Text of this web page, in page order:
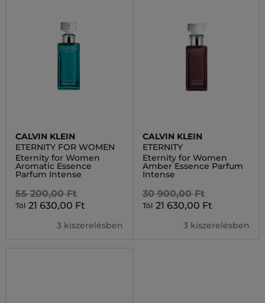
CALVIN KLEIN
ETERNITY FOR WOMEN
Eternity for Women
Aromatic Essence
Parfum Intense
55 200,00 Ft
Tól 21 630,00 Ft
3 kiszerelésben
CALVIN KLEIN
ETERNITY
Eternity for Women
Amber Essence Parfum
Intense
30 900,00 Ft
Tól 21 630,00 Ft
3 kiszerelésben